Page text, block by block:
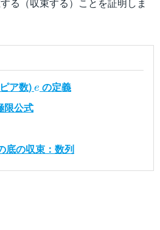
る（収束する）ことを証明しま
ア数)e
e の定義
限公式
底の収束：数列